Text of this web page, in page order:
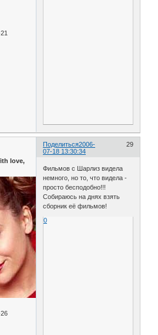
Поделиться 29
2006-
07-18 13:30:34
love,
Фильмов с Шарлиз видела
немного, но то, что видела -
просто бесподобно!!!
Собираюсь на днях взять
сборник её фильмов!
0